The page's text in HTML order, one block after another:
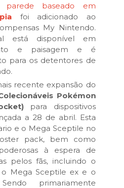
baseado em
foi adicionado ao
My Nintendo.
está disponível em
e paisagem e é
para os detentores de
recente expansão do
Pokémon
para dispositivos
a 28 de abril. Esta
e o Mega Sceptile no
pack, bem como
à espera de
pelos fãs, incluindo o
o Mega Sceptile ex e o
primariamente